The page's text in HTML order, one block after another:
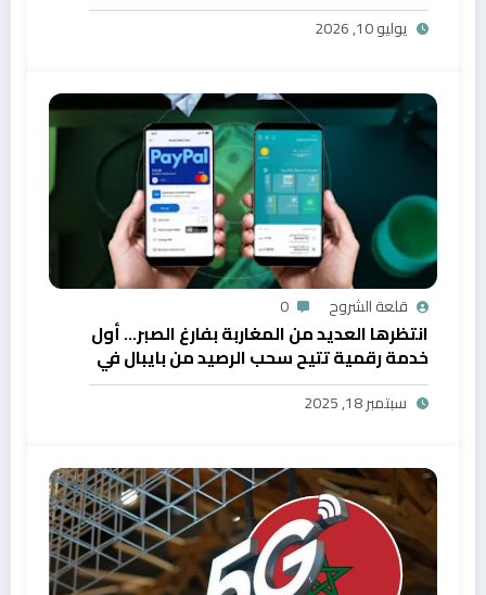
يوليو 10, 2026
قلعة الشروح 0
انتظرها العديد من المغاربة بفارغ الصبر… أول
خدمة رقمية تتيح سحب الرصيد من بايبال في
المغرب
سبتمبر 18, 2025